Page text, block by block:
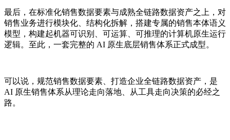
最后，在标准化销售数据要素与成熟全链路数据资产之上，对
销售业务进行模块化、结构化拆解，搭建专属的销售本体语义
模型，构建起机器可识别、可运算、可推理的计算机原生运行
逻辑。至此，一套完整的 AI 原生底层销售体系正式成型。
可以说，规范销售数据要素、打造企业全链路数据资产，是
AI 原生销售体系从理论走向落地、从工具走向决策的必经之
路。